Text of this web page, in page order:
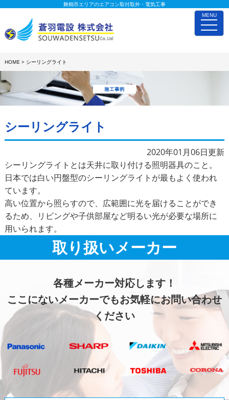
MENU
toggle
舞鶴市エリアのエアコン取付取外・電気工事
HOME > シーリングライト
シーリングライト
2020年01月06日更新
シーリングライトとは天井に取り付ける照明器具のこと。
日本では白い円盤型のシーリングライトが最もよく使われ
ています。
高い位置から照らすので、広範囲に光を届けることができ
るため、リビングや子供部屋など明るい光が必要な場所に
用いられます。
取り扱いメーカー
各種メーカー対応します！
ここにないメーカーでもお気軽にお問い合わせ
ください